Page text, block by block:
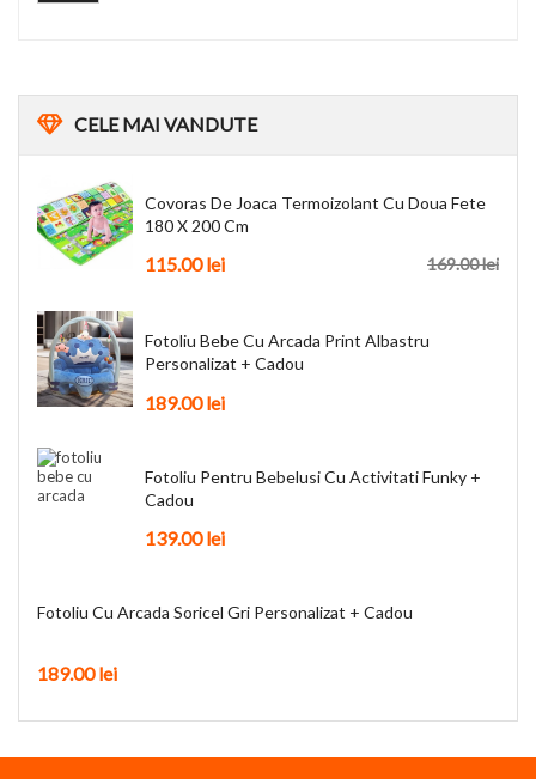
CELEMAI VANDUTE
Covoras De Joaca Termoizolant Cu Doua Fete
180 X 200 Cm
169.00lei
115.00lei
Fotoliu Bebe Cu Arcada Print Albastru
Personalizat + Cadou
189.00lei
Fotoliu Pentru Bebelusi Cu Activitati Funky +
Cadou
139.00lei
Fotoliu Cu Arcada Soricel Gri Personalizat + Cadou
189.00lei